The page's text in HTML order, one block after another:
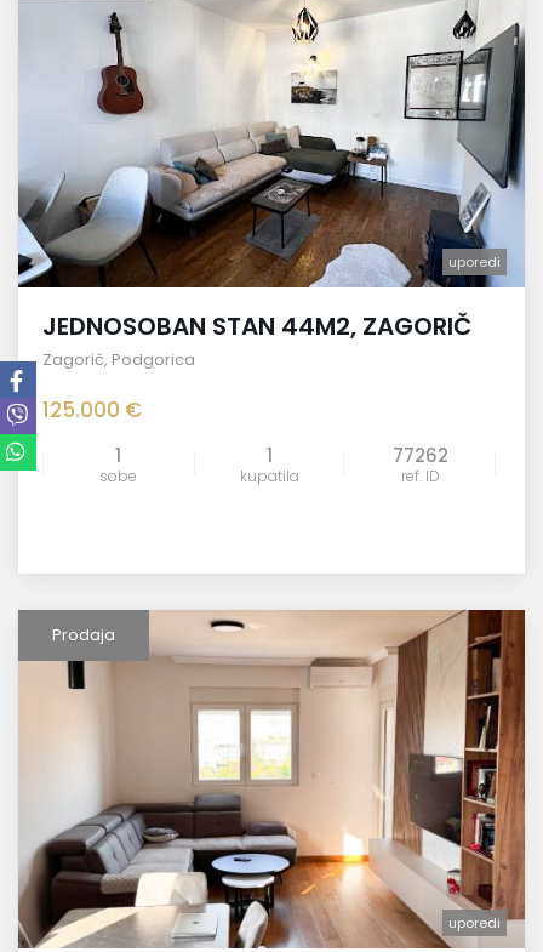
uporedi
JEDNOSOBAN STAN 44M2, ZAGORIČ
Zagorič, Podgorica
125.000 €
1
sobe
1
kupatila
77262
ref. ID
Prodaja
uporedi